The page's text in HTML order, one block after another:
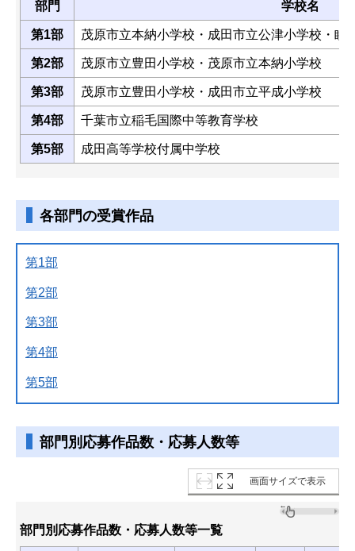
部門
学校名
第1部
茂原市立本納小学校・成田市立公津小学校・睦
第2部
茂原市立豊田小学校・茂原市立本納小学校
第3部
茂原市立豊田小学校・成田市立平成小学校
第4部
千葉市立稲毛国際中等教育学校
第5部
成田高等学校付属中学校
各部門の受賞作品
第1部
第2部
第3部
第4部
第5部
部門別応募作品数・応募人数等
画面サイズで表示
部門別応募作品数・応募人数等一覧